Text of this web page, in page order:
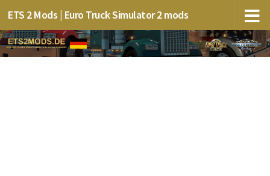
ETS 2 Mods | Euro Truck Simulator 2 mods